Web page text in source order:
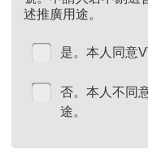
述推廣用途。
是。本人同意
否。本人不同
途。